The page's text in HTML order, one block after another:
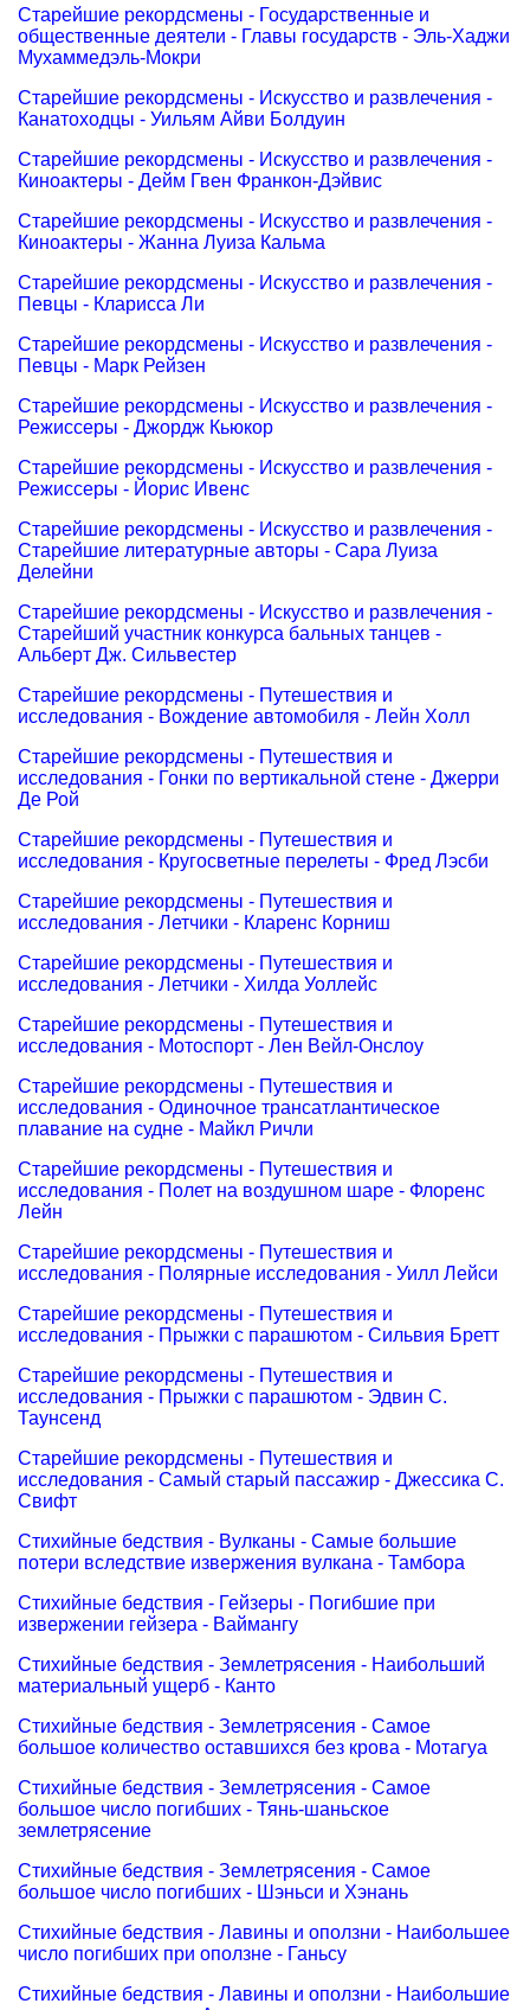
Старейшие рекордсмены - Государственные и
общественные деятели - Главы государств - Эль-Хаджи
Мухаммедэль-Мокри
Старейшие рекордсмены - Искусство и развлечения -
Канатоходцы - Уильям Айви Болдуин
Старейшие рекордсмены - Искусство и развлечения -
Киноактеры - Дейм Гвен Франкон-Дэйвис
Старейшие рекордсмены - Искусство и развлечения -
Киноактеры - Жанна Луиза Кальма
Старейшие рекордсмены - Искусство и развлечения -
Певцы - Кларисса Ли
Старейшие рекордсмены - Искусство и развлечения -
Певцы - Марк Рейзен
Старейшие рекордсмены - Искусство и развлечения -
Режиссеры - Джордж Кьюкор
Старейшие рекордсмены - Искусство и развлечения -
Режиссеры - Йорис Ивенс
Старейшие рекордсмены - Искусство и развлечения -
Старейшие литературные авторы - Сара Луиза
Делейни
Старейшие рекордсмены - Искусство и развлечения -
Старейший участник конкурса бальных танцев -
Альберт Дж. Сильвестер
Старейшие рекордсмены - Путешествия и
исследования - Вождение автомобиля - Лейн Холл
Старейшие рекордсмены - Путешествия и
исследования - Гонки по вертикальной стене - Джерри
Де Рой
Старейшие рекордсмены - Путешествия и
исследования - Кругосветные перелеты - Фред Лэсби
Старейшие рекордсмены - Путешествия и
исследования - Летчики - Кларенс Корниш
Старейшие рекордсмены - Путешествия и
исследования - Летчики - Хилда Уоллейс
Старейшие рекордсмены - Путешествия и
исследования - Мотоспорт - Лен Вейл-Онслоу
Старейшие рекордсмены - Путешествия и
исследования - Одиночное трансатлантическое
плавание на судне - Майкл Ричли
Старейшие рекордсмены - Путешествия и
исследования - Полет на воздушном шаре - Флоренс
Лейн
Старейшие рекордсмены - Путешествия и
исследования - Полярные исследования - Уилл Лейси
Старейшие рекордсмены - Путешествия и
исследования - Прыжки с парашютом - Сильвия Бретт
Старейшие рекордсмены - Путешествия и
исследования - Прыжки с парашютом - Эдвин С.
Таунсенд
Старейшие рекордсмены - Путешествия и
исследования - Самый старый пассажир - Джессика С.
Свифт
Стихийные бедствия - Вулканы - Самые большие
потери вследствие извержения вулкана - Тамбора
Стихийные бедствия - Гейзеры - Погибшие при
извержении гейзера - Ваймангу
Стихийные бедствия - Землетрясения - Наибольший
материальный ущерб - Канто
Стихийные бедствия - Землетрясения - Самое
большое количество оставшихся без крова - Мотагуа
Стихийные бедствия - Землетрясения - Самое
большое число погибших - Тянь-шаньское
землетрясение
Стихийные бедствия - Землетрясения - Самое
большое число погибших - Шэньси и Хэнань
Стихийные бедствия - Лавины и оползни - Наибольшее
число погибших при оползне - Ганьсу
Стихийные бедствия - Лавины и оползни - Наибольшие